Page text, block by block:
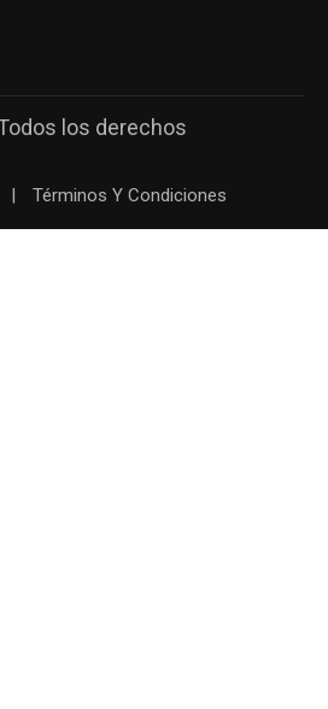
los derechos
Términos Y Condiciones